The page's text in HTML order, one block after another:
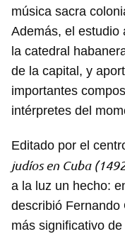
música sacra
Además, el
la catedral
de la capital, y
importantes
intérpretes del
Editado por el
judíos en Cuba
a la luz un hecho:
describió Fernando
más significativo